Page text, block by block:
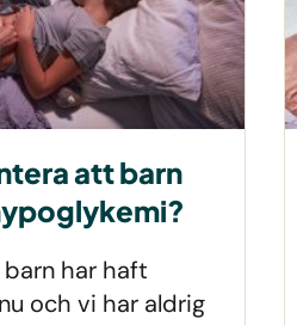
att barn
barn har haft
och vi har aldrig